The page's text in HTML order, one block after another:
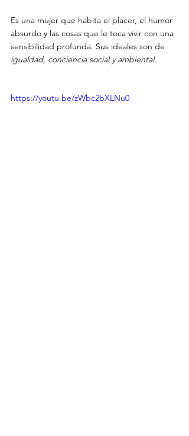
Es una mujer que habita el placer, el humor
absurdo y las cosas que le toca vivir con una
sensibilidad profunda. Sus ideales son de
igualdad, conciencia social y ambiental.
https://youtu.be/zWbc2bXLNu0